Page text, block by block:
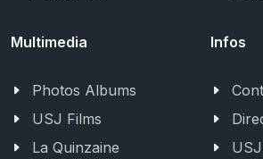
Multimedia
Photos Albums
USJ Films
La Quinzaine
Infos